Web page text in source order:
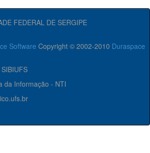
FEDERAL DE SERGIPE
Software Copyright © 2002-2010 Duraspace
da Informação - NTI